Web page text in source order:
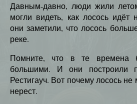
Давным-давно, люди жили
могли видеть, как лосось
они заметили, что лосось
реке.
Помните, что в те времена
большими. И они построили
Рестигауч. Вот почему лосось
нерест.